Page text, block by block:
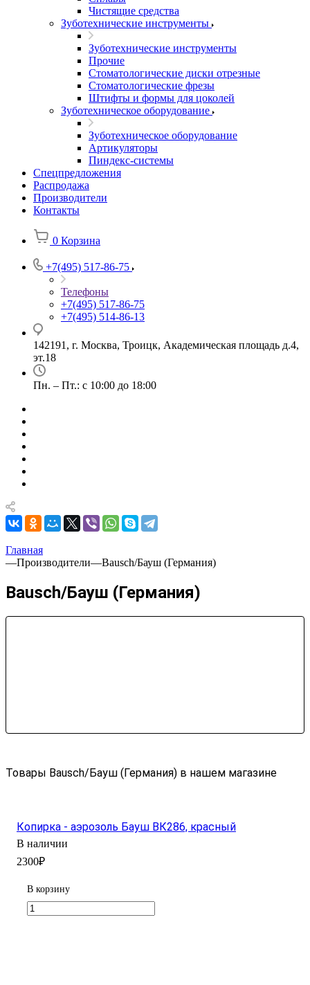
Чистящие средства
Зуботехнические инструменты
Зуботехнические инструменты
Прочие
Стоматологические диски отрезные
Стоматологические фрезы
Штифты и формы для цоколей
Зуботехническое оборудование
Зуботехническое оборудование
Артикуляторы
Пиндекс-системы
Спецпредложения
Распродажа
Производители
Контакты
0 Корзина
+7(495) 517-86-75
Телефоны
+7(495) 517-86-75
+7(495) 514-86-13
142191, г. Москва, Троицк, Академическая площадь д.4,
эт.18
Пн. – Пт.: с 10:00 до 18:00
Главная
—Производители—Bausch/Бауш (Германия)
Bausch/Бауш (Германия)
Товары Bausch/Бауш (Германия) в нашем магазине
Копирка - аэрозоль Бауш ВК286, красный
В наличии
2300₽
В корзину